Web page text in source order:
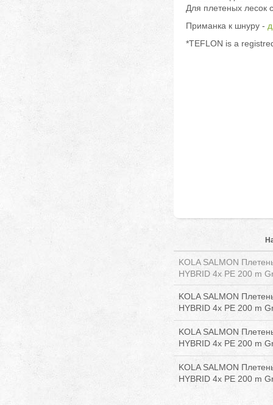
Для плетеных лесок
Приманка к шнуру -
*TEFLON is a
KOLA SALMON
HYBRID 4x PE 200 m
KOLA SALMON
HYBRID 4x PE 200 m
KOLA SALMON
HYBRID 4x PE 200 m
KOLA SALMON
HYBRID 4x PE 200 m